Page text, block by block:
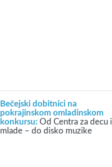
Bečejski dobitnici na
pokrajinskom omladinskom
konkursu: Od Centra za decu i
mlade – do disko muzike